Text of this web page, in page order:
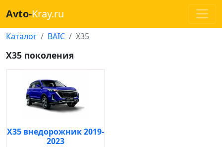
Avto-Kray.ru
Каталог BAIC X35
X35 поколения
X35 внедорожник 2019-
2023